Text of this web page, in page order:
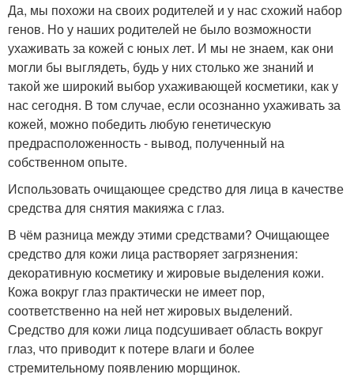
Да, мы похожи на своих родителей и у нас схожий набор
генов. Но у наших родителей не было возможности
ухаживать за кожей с юных лет. И мы не знаем, как они
могли бы выглядеть, будь у них столько же знаний и
такой же широкий выбор ухаживающей косметики, как у
нас сегодня. В том случае, если осознанно ухаживать за
кожей, можно победить любую генетическую
предрасположенность - вывод, полученный на
собственном опыте.
Использовать очищающее средство для лица в качестве
средства для снятия макияжа с глаз.
В чём разница между этими средствами? Очищающее
средство для кожи лица растворяет загрязнения:
декоративную косметику и жировые выделения кожи.
Кожа вокруг глаз практически не имеет пор,
соответственно на ней нет жировых выделений.
Средство для кожи лица подсушивает область вокруг
глаз, что приводит к потере влаги и более
стремительному появлению морщинок.